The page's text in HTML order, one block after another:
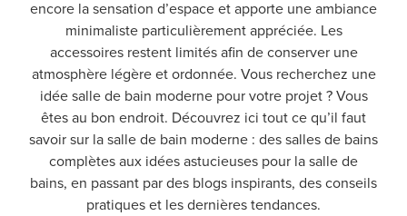
encore la sensation d’espace et apporte une ambiance
minimaliste particulièrement appréciée. Les
accessoires restent limités afin de conserver une
atmosphère légère et ordonnée. Vous recherchez une
idée salle de bain moderne pour votre projet ? Vous
êtes au bon endroit. Découvrez ici tout ce qu’il faut
savoir sur la salle de bain moderne : des salles de bains
complètes aux idées astucieuses pour la salle de
bains, en passant par des blogs inspirants, des conseils
pratiques et les dernières tendances.